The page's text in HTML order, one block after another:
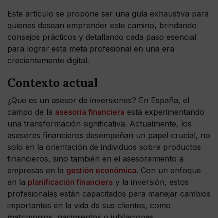
Este artículo se propone ser una guía exhaustiva para
quienes desean emprender este camino, brindando
consejos prácticos y detallando cada paso esencial
para lograr esta meta profesional en una era
crecientemente digital.
Contexto actual
¿Que es un asesor de inversiones? En España, el
campo de la asesoría financiera está experimentando
una transformación significativa. Actualmente, los
asesores financieros desempeñan un papel crucial, no
solo en la orientación de individuos sobre productos
financieros, sino también en el asesoramiento a
empresas en la gestión económica. Con un enfoque
en la planificación financiera y la inversión, estos
profesionales están capacitados para manejar cambios
importantes en la vida de sus clientes, como